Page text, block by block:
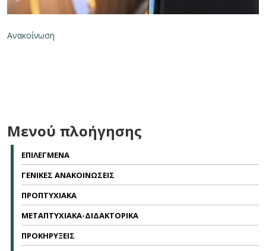
Ανακοίνωση
Μενού πλοήγησης
ΕΠΙΛΕΓΜΕΝΑ
ΓΕΝΙΚΕΣ ΑΝΑΚΟΙΝΩΣΕΙΣ
ΠΡΟΠΤΥΧΙΑΚΑ
ΜΕΤΑΠΤΥΧΙΑΚΑ-ΔΙΔΑΚΤΟΡΙΚΑ
ΠΡΟΚΗΡΥΞΕΙΣ